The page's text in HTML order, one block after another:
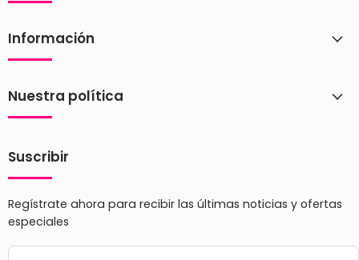
Información
Nuestra política
Suscribir
Regístrate ahora para recibir las últimas noticias y ofertas
especiales